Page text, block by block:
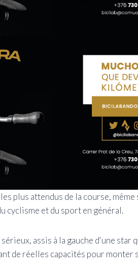
plus attendus de la course,
cyclisme et du sport en général.
assis à la gauche d'une star
de réelles capacités pour monter